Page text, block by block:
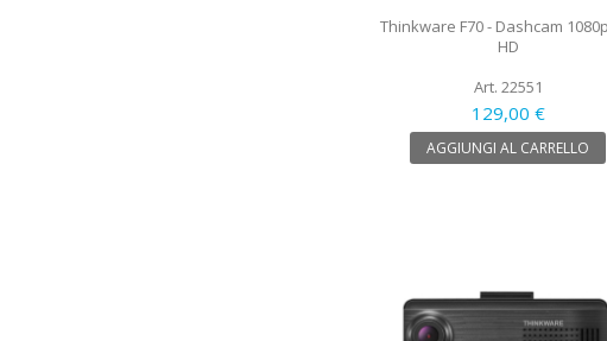
Thinkware F70 - Dashcam
HD
Art. 22551
129,00 €
AGGIUNGI AL CARRELLO